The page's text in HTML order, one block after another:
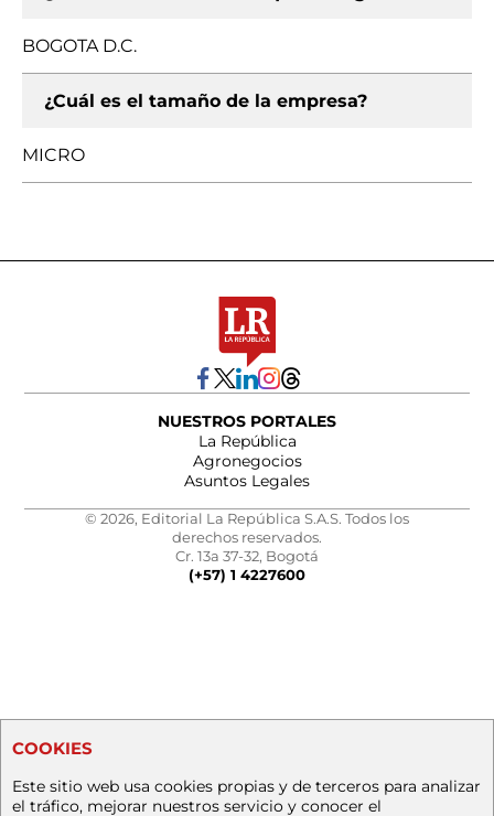
BOGOTA D.C.
¿Cuál es el tamaño de la empresa?
MICRO
NUESTROS PORTALES
La República
Agronegocios
Asuntos Legales
© 2026, Editorial La República S.A.S. Todos los
derechos reservados.
Cr. 13a 37-32, Bogotá
(+57) 1 4227600
COOKIES
Este sitio web usa cookies propias y de terceros para analizar
el tráfico, mejorar nuestros servicio y conocer el